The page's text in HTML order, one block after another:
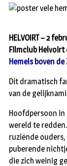
HELVOIRT – 2
Filmclub
Hemels boven de
Dit dramatisch
van de
Hoofdpersoon in
wereld te
ruziënde
puberende
die zich weinig